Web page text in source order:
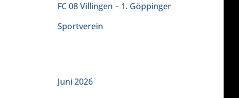
FC 08 Villingen – 1. Göppinger
Sportverein
Juni 2026